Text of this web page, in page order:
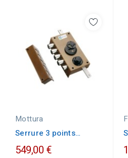
Mottura
Serrure 3 points
Mottura 30.537 A2P1
549,00 €